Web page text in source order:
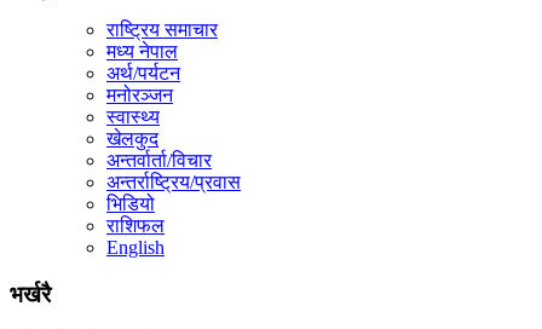
राष्ट्रिय समाचार
मध्य नेपाल
अर्थ/पर्यटन
मनोरञ्जन
स्वास्थ्य
खेलकुद
अन्तर्वार्ता/विचार
अन्तर्राष्ट्रिय/प्रवास
भिडियो
राशिफल
English
भर्खरै